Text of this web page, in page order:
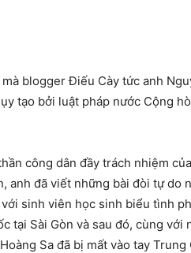
blogger Điếu Cày tức anh
tạo bởi luật pháp nước Cộng
công dân đầy trách nhiệm
anh đã viết những bài đòi tự do
sinh viên học sinh biểu tình
tại Sài Gòn và sau đó, cùng với
Sa đã bị mất vào tay Trung